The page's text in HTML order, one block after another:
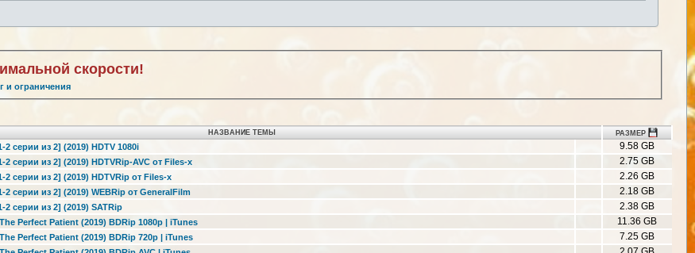
скорости!
и ограничения
НАЗВАНИЕ ТЕМЫ РАЗМЕР
серии из 2] (2019) HDTV 1080i
9.58 GB
серии из 2] (2019) HDTVRip-AVC от Files-x
2.75 GB
серии из 2] (2019) HDTVRip от Files-x
2.26 GB
серии из 2] (2019) WEBRip от GeneralFilm
2.18 GB
серии из 2] (2019) SATRip
2.38 GB
Perfect Patient (2019) BDRip 1080p | iTunes
11.36 GB
Perfect Patient (2019) BDRip 720p | iTunes
7.25 GB